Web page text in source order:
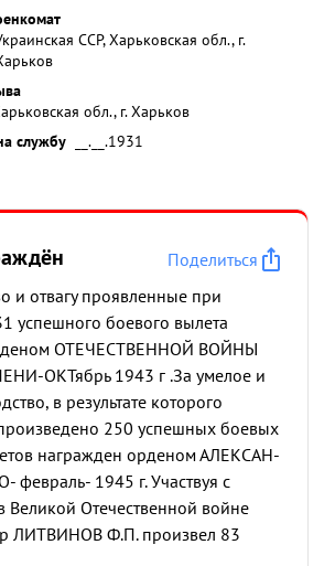
ССР, Харьковская обл., г.
обл., г. Харьков
службу
__.__.1931
Поделиться
и отвагу проявленные при
успешного боевого вылета
ОТЕЧЕСТВЕННОЙ ВОЙНЫ
ОКТябрь 1943 г .За умелое и
в результате которого
250 успешных боевых
награжден орденом АЛЕКСАН-
февраль- 1945 г. Участвуя с
Великой Отечественной войне
ЛИТВИНОВ Ф.П. произвел 83
вылетов из которых 27 раз